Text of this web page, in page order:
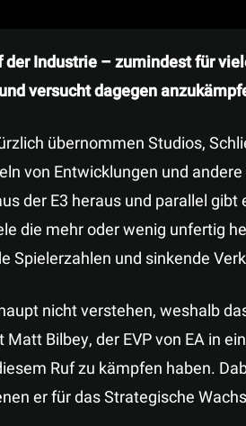
der Industrie – zumindest für
versucht dagegen
übernommen Studios,
von Entwicklungen und
der E3 heraus und parallel
die mehr oder wenig unfertig
Spielerzahlen und sinkende
nicht verstehen, weshalb
Bilbey, der EVP von EA in
Ruf zu kämpfen haben.
er für das Strategische